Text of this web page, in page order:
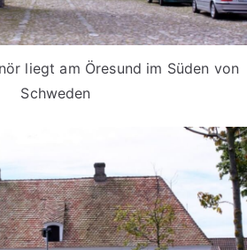
liegt am Öresund im Süden von
Schweden